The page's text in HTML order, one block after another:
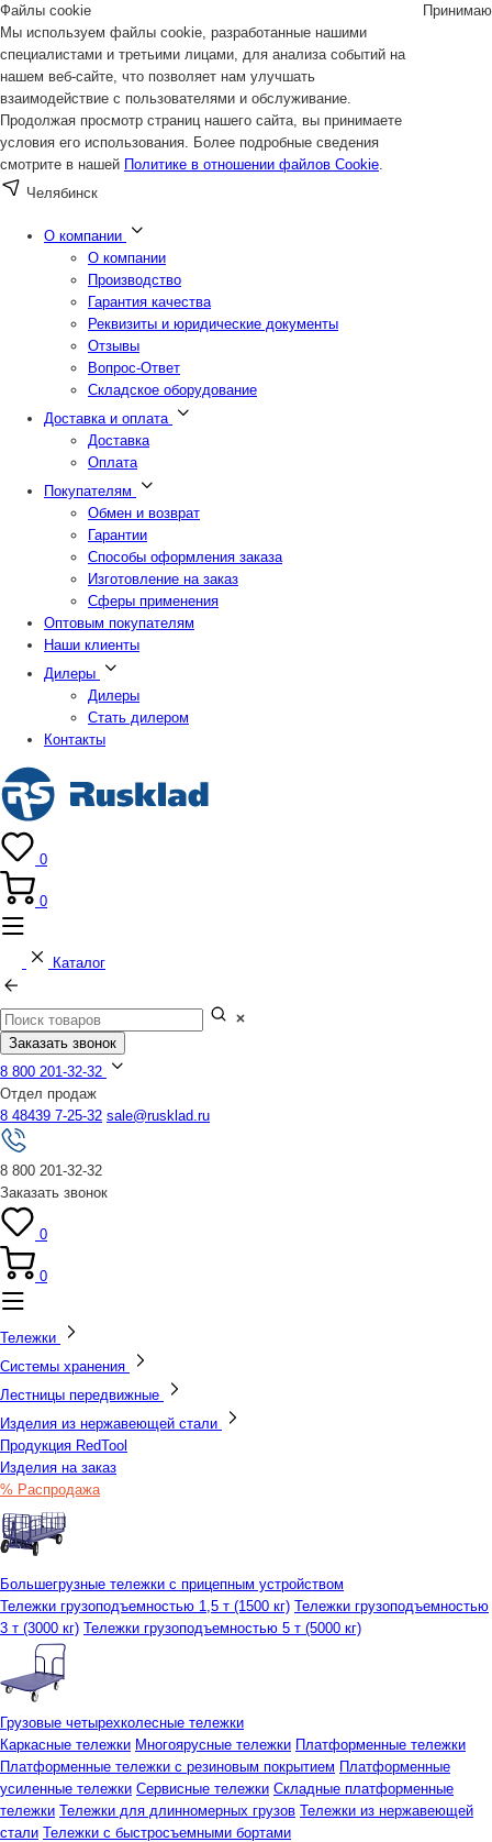
Файлы cookie
Мы используем файлы cookie, разработанные нашими
специалистами и третьими лицами, для анализа событий на
нашем веб-сайте, что позволяет нам улучшать
взаимодействие с пользователями и обслуживание.
Продолжая просмотр страниц нашего сайта, вы принимаете
условия его использования. Более подробные сведения
смотрите в нашей Политике в отношении файлов Cookie.
Принимаю
Челябинск
О компании
О компании
Производство
Гарантия качества
Реквизиты и юридические документы
Отзывы
Вопрос-Ответ
Складское оборудование
Доставка и оплата
Доставка
Оплата
Покупателям
Обмен и возврат
Гарантии
Способы оформления заказа
Изготовление на заказ
Сферы применения
Оптовым покупателям
Наши клиенты
Дилеры
Дилеры
Стать дилером
Контакты
0
0
Каталог
Заказать звонок
8 800 201-32-32
Отдел продаж
8 48439 7-25-32 sale@rusklad.ru
8 800 201-32-32
Заказать звонок
0
0
Тележки
Системы хранения
Лестницы передвижные
Изделия из нержавеющей стали
Продукция RedTool
Изделия на заказ
% Распродажа
Большегрузные тележки с прицепным устройством
Тележки грузоподъемностью 1,5 т (1500 кг) Тележки грузоподъемностью
3 т (3000 кг) Тележки грузоподъемностью 5 т (5000 кг)
Грузовые четырехколесные тележки
Каркасные тележки Многоярусные тележки Платформенные тележки
Платформенные тележки с резиновым покрытием Платформенные
усиленные тележки Сервисные тележки Складные платформенные
тележки Тележки для длинномерных грузов Тележки из нержавеющей
стали Тележки с быстросъемными бортами